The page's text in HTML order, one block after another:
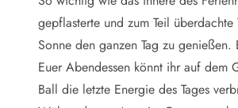
We love people
Esmark VIP Partnervorteile
Esmark KidsVIP
gepflasterte und zum Teil
Sonne den ganzen Tag zu
Euer Abendessen könnt ihr auf
Ball die letzte Energie des Tages